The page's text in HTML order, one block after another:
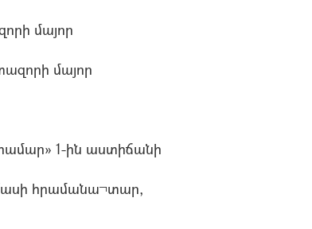
մայոր
մայոր
համար» 1-ին աստիճանի
հրամանա¬տար,